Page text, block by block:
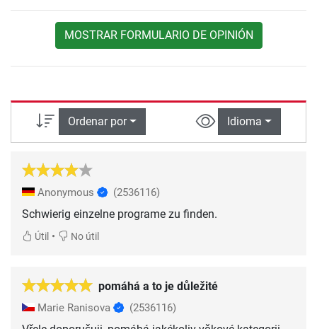
MOSTRAR FORMULARIO DE OPINIÓN
Ordenar por Idioma
Anonymous (2536116)
Schwierig einzelne programe zu finden.
Útil • No útil
pomáhá a to je důležité
Marie Ranisova (2536116)